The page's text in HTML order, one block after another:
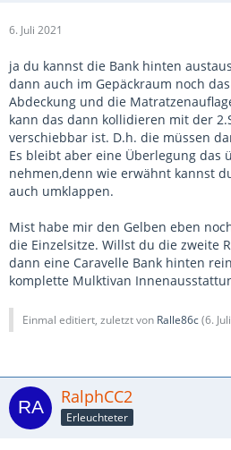
https://www.ebay-
liegt preislich dazwischen, hat
würde (bis auf die Einzelsitze
6. Juli 2021
ja du kannst die Bank hinten
dann auch im Gepäckraum noch
Abdeckung und die
kann das dann kollidieren mit der
verschiebbar ist. D.h. die müssen
Es bleibt aber eine Überlegung das
nehmen,denn wie erwähnt kannst
auch umklappen.
Mist habe mir den Gelben eben
die Einzelsitze. Willst du die zweite
dann eine Caravelle Bank hinten
komplette Mulktivan
Einmal editiert, zuletzt von Ralle86c(6.
RalphCC2
Erleuchteter